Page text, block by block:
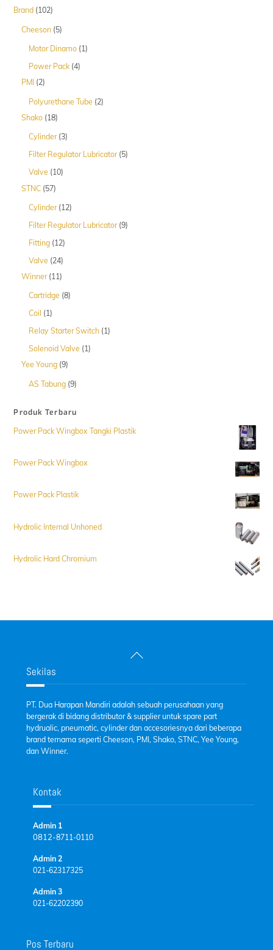
Brand 102102
Cheeson 55
Motor Dinamo 11
Power Pack 44
PMI 22
Polyurethane Tube 22
Shako 1818
Cylinder 33
Filter Regulator Lubricator 55
Valve 1010
STNC 5757
Cylinder 1212
Filter Regulator Lubricator 99
Fitting 1212
Valve 2424
Produk
Winner 11 11
Cartridge 88
Coil 11
Relay Starter Switch 11
Solenoid Valve 11
Yee Young 99
AS Tabung 99
Produk Terbaru
Power Pack Wingbox Tangki Plastik
Power Pack Wingbox
Power Pack Plastik
Hydrolic Internal Unhoned
Hydrolic Hard Chromium
Back
To
Sekilas
PT. Dua Harapan Mandiri adalah sebuah perusahaan yang
bergerak di bidang distributor & supplier untuk spare part
hydrualic, pneumatic, cylinder dan accesoriesnya dari beberapa
brand ternama seperti Cheeson, PMI, Shako, STNC, Yee Young,
dan Winner.
Kontak
Admin 1
0812-8711-0110
Admin 2
021-62317325
Admin 3
021-62202390
Pos Terbaru